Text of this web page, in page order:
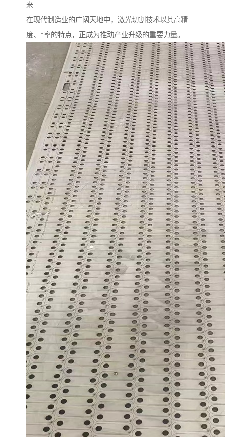
来
在现代制造业的广阔天地中，激光切割技术以其高精
度、*率的特点，正成为推动产业升级的重要力量。